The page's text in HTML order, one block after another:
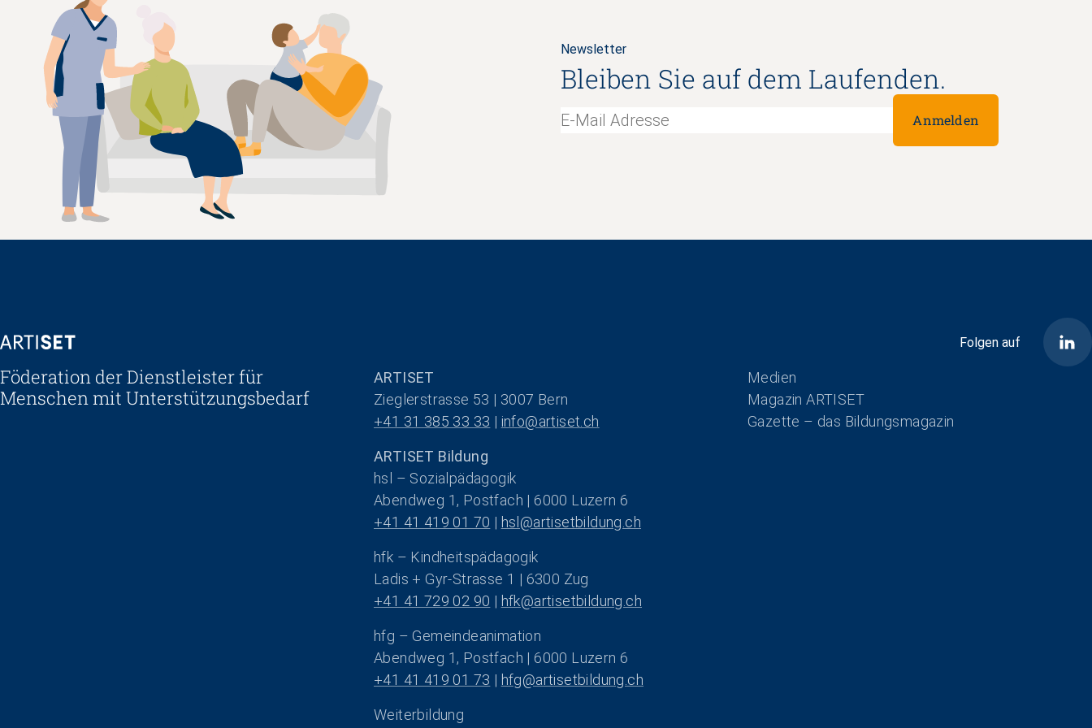
Newsletter
Bleiben Sie auf dem Laufenden.
Anmelden
ARTISET Folgen auf
Föderation der Dienstleister für
Menschen mit Unterstützungsbedarf
ARTISET
Zieglerstrasse 53 | 3007 Bern
+41 31 385 33 33 | info@artiset.ch
ARTISET Bildung
hsl – Sozialpädagogik
Abendweg 1, Postfach | 6000 Luzern 6
+41 41 419 01 70 | hsl@artisetbildung.ch
hfk – Kindheitspädagogik
Ladis + Gyr-Strasse 1 | 6300 Zug
+41 41 729 02 90 | hfk@artisetbildung.ch
hfg – Gemeindeanimation
Abendweg 1, Postfach | 6000 Luzern 6
+41 41 419 01 73 | hfg@artisetbildung.ch
Weiterbildung
Navigation überspringen
Medien
Magazin ARTISET
Gazette – das Bildungsmagazin